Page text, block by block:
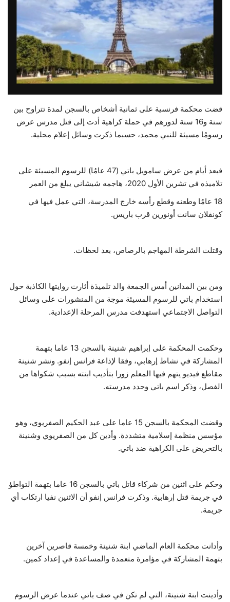
حياة
قضت محكمة فرنسية على ثمانية أشخاص بالسجن لمدة تتراوح بين
سنة و16 سنة لدورهم في حملة كراهية أدت إلى قتل مدرس عرض
رسومُا مسيئة للنبي محمد، حسبما ذكرت وسائل إعلام محلية.
فبعد أيام من عرض سامويل باتي (47 عامُا) للرسوم المسيئة على
تلاميذه في تشرين الأول 2020، هاجمه شيشاني يبلغ من العمر
18 عامُا وطعنه وقطع رأسه خارج المدرسة، التي عمل فيها في
كونفلان سانت أونورين قرب باريس.
وقتلت الشرطة المهاجم بالرصاص، بعد لحظات.
ومن بين المدانين أمس الجمعة والد تلميذة أثارت روايتها الكاذبة حول
استخدام باتي للرسوم المسيئة موجة من المنشورات على وسائل
التواصل الاجتماعي استهدفت مدرس المرحلة الإعدادية.
وحكمت المحكمة على إبراهيم شنينة بالسجن 13 عاما بتهمة
المشاركة في نشاط إرهابي، وفقا لإذاعة فرانس إنفو. ونشر شنينة
مقاطع فيديو يتهم فيها المعلم زورا بتأديب ابنته بسبب شكواها من
الفصل، وذكر اسم باتي وحدد مدرسته.
وقضت المحكمة بالسجن 15 عاما على عبد الحكيم الصفريوي، وهو
مؤسس منظمة إسلامية متشددة. وأدين كل من الصفريوي وشنينة
بالتحريض على الكراهية ضد باتي.
وحكم على اثنين من شركاء قاتل باتي بالسجن 16 عاما بتهمة التواطؤ
في جريمة قتل إرهابية. وذكرت فرانس إنفو أن الاثنين نفيا ارتكاب أي
جريمة.
وأدانت محكمة العام الماضي ابنة شنينة وخمسة قاصرين آخرين
بتهمة المشاركة في مؤامرة متعمدة والمساعدة في إعداد كمين.
وأدينت ابنة شنينة، التي لم تكن في صف باتي عندما عرض الرسوم